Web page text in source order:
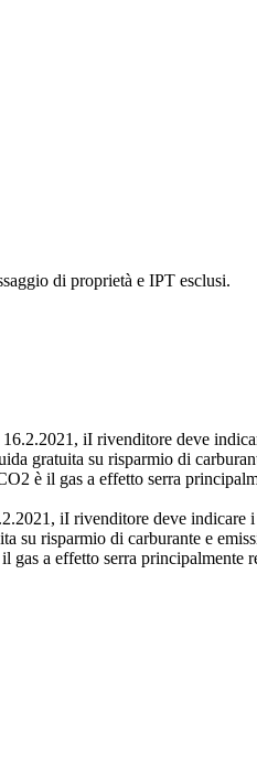
di proprietà e IPT esclusi.
iI rivenditore deve
gratuita su risparmio di
è il gas a effetto serra
iI rivenditore deve indicare
su risparmio di carburante e
a effetto serra principalmente